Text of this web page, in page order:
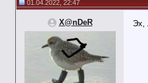
01.04.2022, 22:47
X@nDeR Эх,